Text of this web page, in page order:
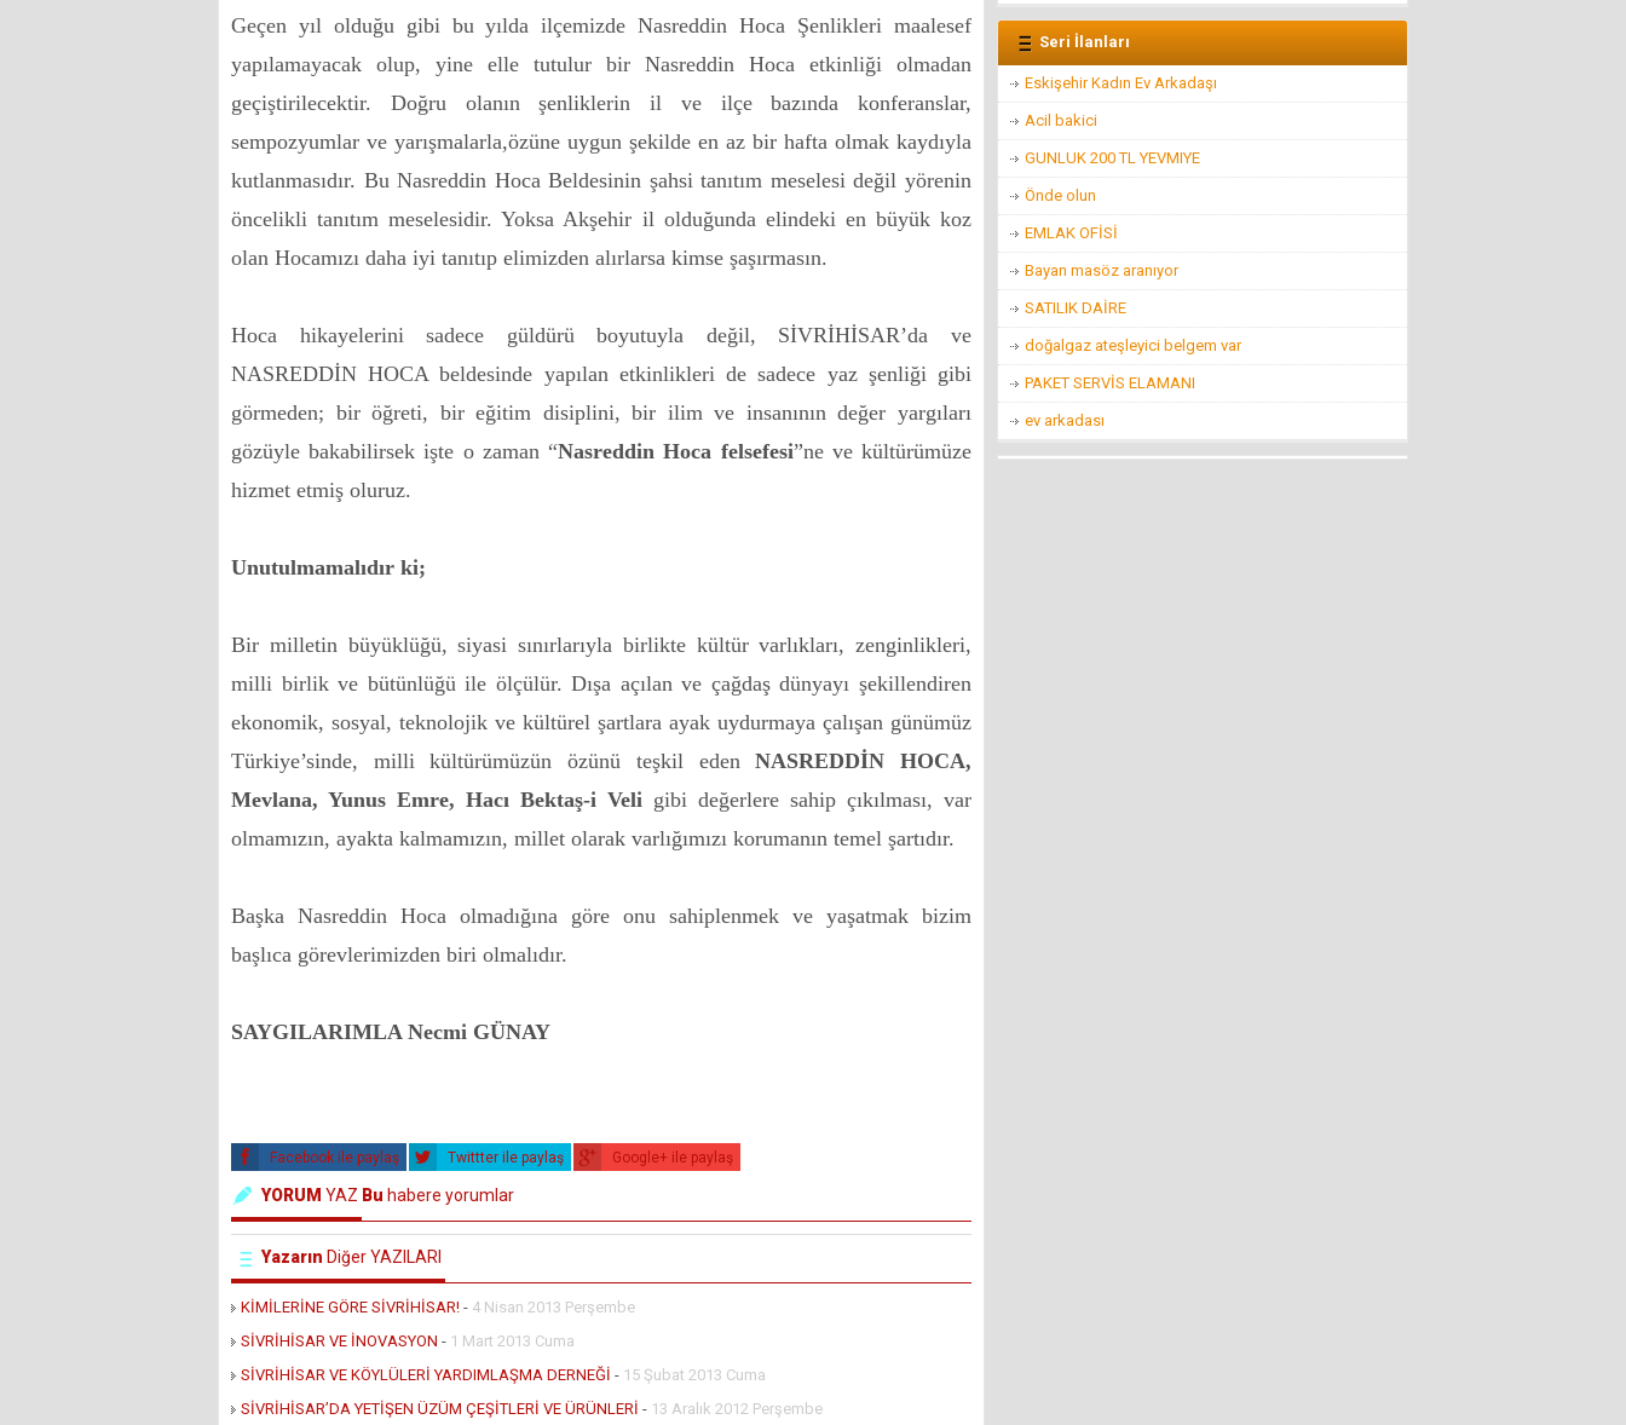
Geçen yıl olduğu gibi bu yılda ilçemizde Nasreddin Hoca Şenlikleri maalesef
yapılamayacak olup, yine elle tutulur bir Nasreddin Hoca etkinliği olmadan
geçiştirilecektir. Doğru olanın şenliklerin il ve ilçe bazında konferanslar,
sempozyumlar ve yarışmalarla,özüne uygun şekilde en az bir hafta olmak kaydıyla
kutlanmasıdır. Bu Nasreddin Hoca Beldesinin şahsi tanıtım meselesi değil yörenin
öncelikli tanıtım meselesidir. Yoksa Akşehir il olduğunda elindeki en büyük koz
olan Hocamızı daha iyi tanıtıp elimizden alırlarsa kimse şaşırmasın.
Hoca hikayelerini sadece güldürü boyutuyla değil, SİVRİHİSAR’da ve
NASREDDİN HOCA beldesinde yapılan etkinlikleri de sadece yaz şenliği gibi
görmeden; bir öğreti, bir eğitim disiplini, bir ilim ve insanının değer yargıları
gözüyle bakabilirsek işte o zaman “Nasreddin Hoca felsefesi”ne ve kültürümüze
hizmet etmiş oluruz.
Unutulmamalıdır ki;
Bir milletin büyüklüğü, siyasi sınırlarıyla birlikte kültür varlıkları, zenginlikleri,
milli birlik ve bütünlüğü ile ölçülür. Dışa açılan ve çağdaş dünyayı şekillendiren
ekonomik, sosyal, teknolojik ve kültürel şartlara ayak uydurmaya çalışan günümüz
Türkiye’sinde, milli kültürümüzün özünü teşkil edenNASREDDİN HOCA,
Mevlana, Yunus Emre, Hacı Bektaş-i Veli gibi değerlere sahip çıkılması, var
olmamızın, ayakta kalmamızın, millet olarak varlığımızı korumanın temel şartıdır.
Başka Nasreddin Hoca olmadığına göre onu sahiplenmek ve yaşatmak bizim
başlıca görevlerimizden biri olmalıdır.
SAYGILARIMLA Necmi GÜNAY
Facebook ile paylaş Twittter ile paylaş Google+ ile paylaş
YORUM YAZ Bu habere yorumlar
Yazarın Diğer YAZILARI
KİMİLERİNE GÖRE SİVRİHİSAR! - 4 Nisan 2013 Perşembe
SİVRİHİSAR VE İNOVASYON - 1 Mart 2013 Cuma
SİVRİHİSAR VE KÖYLÜLERİ YARDIMLAŞMA DERNEĞİ - 15 Şubat 2013 Cuma
SİVRİHİSAR’DA YETİŞEN ÜZÜM ÇEŞİTLERİ VE ÜRÜNLERİ - 13 Aralık 2012 Perşembe
Hüseyin DÜŞ
İlkyardımcılara kim yardım edecek!..
8 Nisan 2016 Cuma
Hüseyin GÜVEN
BİR ŞEY ANCAK DEĞERİNİ BİLENİN YANINDA
22 Temmuz 2016 Cuma
Konuk Yazar
Belediyeyi hesap uzmanı yönetiyor ama balık
istifi tramvay zarar ediyor!
19 Haziran 2016 Pazar
Mehmet KIZILKAYA
İnsanlığın Bitiş Noktası “Öldürmek!”
Seri İlanları
Eskişehir Kadın Ev Arkadaşı
Acil bakici
GUNLUK 200 TL YEVMIYE
Önde olun
EMLAK OFİSİ
Bayan masöz aranıyor
SATILIK DAİRE
doğalgaz ateşleyici belgem var
PAKET SERVİS ELAMANI
ev arkadası